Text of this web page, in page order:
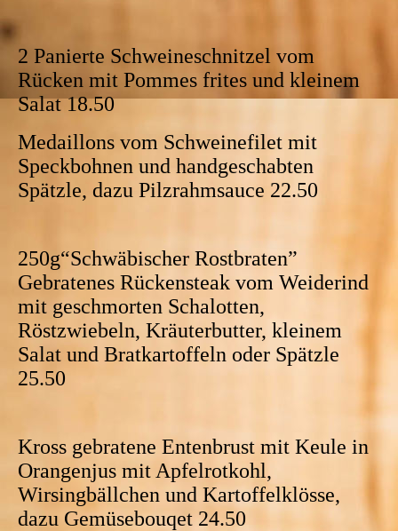
2 Panierte Schweineschnitzel vom
Rücken mit Pommes frites und kleinem
Salat 18.50
Medaillons vom Schweinefilet mit
Speckbohnen und handgeschabten
Spätzle, dazu Pilzrahmsauce 22.50
250g“Schwäbischer Rostbraten”
Gebratenes Rückensteak vom Weiderind
mit geschmorten Schalotten,
Röstzwiebeln, Kräuterbutter, kleinem
Salat und Bratkartoffeln oder Spätzle
25.50
Kross gebratene Entenbrust mit Keule in
Orangenjus mit Apfelrotkohl,
Wirsingbällchen und Kartoffelklösse,
dazu Gemüsebouqet 24.50